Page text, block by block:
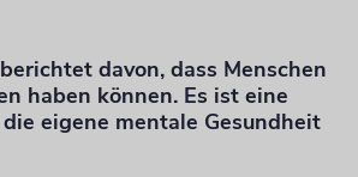
davon, dass Menschen
haben können. Es ist eine
eigene mentale Gesundheit